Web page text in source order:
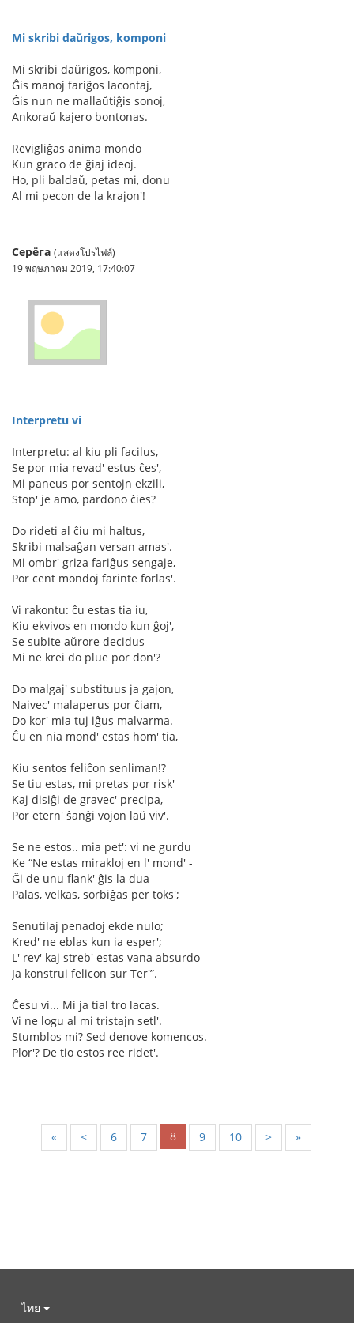
Mi skribi daŭrigos, komponi
Mi skribi daŭrigos, komponi,
Ĝis manoj fariĝos lacontaj,
Ĝis nun ne mallaŭtiĝis sonoj,
Ankoraŭ kajero bontonas.
Revigliĝas anima mondo
Kun graco de ĝiaj ideoj.
Ho, pli baldaŭ, petas mi, donu
Al mi pecon de la krajon'!
Серёга (แสดงโปรไฟล์)
19 พฤษภาคม 2019, 17:40:07
Interpretu vi
Interpretu: al kiu pli facilus,
Se por mia revad' estus ĉes',
Mi paneus por sentojn ekzili,
Stop' je amo, pardono ĉies?
Do rideti al ĉiu mi haltus,
Skribi malsaĝan versan amas'.
Mi ombr' griza fariĝus sengaje,
Por cent mondoj farinte forlas'.
Vi rakontu: ĉu estas tia iu,
Kiu ekvivos en mondo kun ĝoj',
Se subite aŭrore decidus
Mi ne krei do plue por don'?
Do malgaj' substituus ja gajon,
Naivec' malaperus por ĉiam,
Do kor' mia tuj iĝus malvarma.
Ĉu en nia mond' estas hom' tia,
Kiu sentos feliĉon senliman!?
Se tiu estas, mi pretas por risk'
Kaj disiĝi de gravec' precipa,
Por etern' ŝanĝi vojon laŭ viv'.
Se ne estos.. mia pet': vi ne gurdu
Ke “Ne estas mirakloj en l' mond' -
Ĝi de unu flank' ĝis la dua
Palas, velkas, sorbiĝas per toks';
Senutilaj penadoj ekde nulo;
Kred' ne eblas kun ia esper';
L' rev' kaj streb' estas vana absurdo
Ja konstrui felicon sur Ter'”.
Ĉesu vi... Mi ja tial tro lacas.
Vi ne logu al mi tristajn setl'.
Stumblos mi? Sed denove komencos.
Plor'? De tio estos ree ridet'.
« < 6 7 8 9 10 > »
ไทย